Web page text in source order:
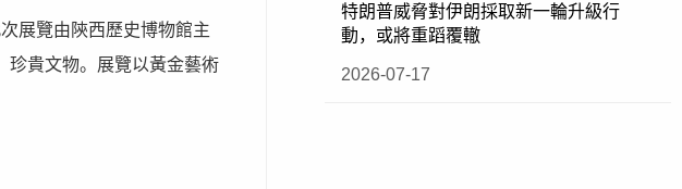
展覽由陝西歷史博物館主
珍貴文物。展覽以黃金藝術
特朗普威脅對伊朗採取新一輪升級行
動，或將重蹈覆轍
2026-07-17